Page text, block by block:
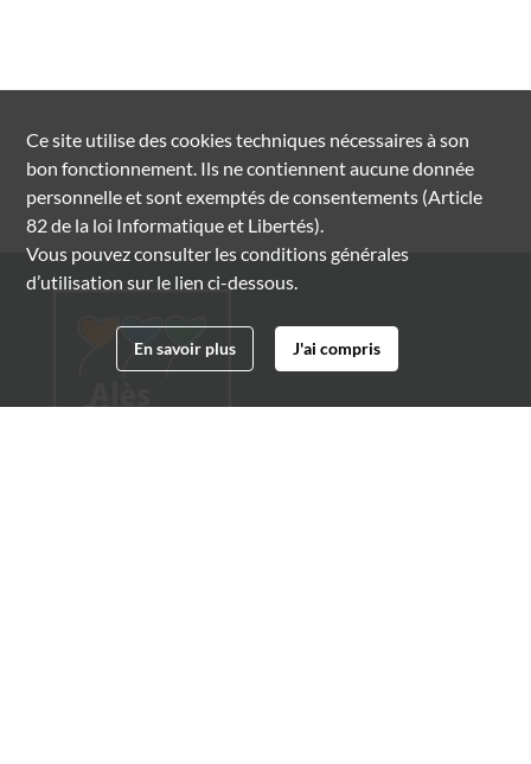
Ce site utilise descookiestechniques nécessaires à son
bon fonctionnement. Ils ne contiennent aucune donnée
personnelle et sont exemptés de consentements (Article
82 de la loi Informatique et Libertés).
Vous pouvez consulter les conditions générales
d’utilisation sur le lien ci-dessous.
En savoir plus J'ai compris